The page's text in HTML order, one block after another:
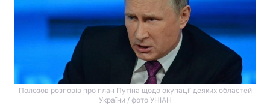
Полозов розповів про план Путіна щодо окупації деяких областей
України / фото УНІАН